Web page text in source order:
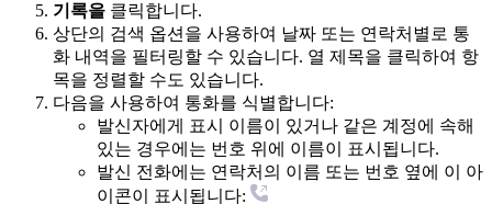
기록을 클릭합니다.
상단의 검색 옵션을 사용하여 날짜 또는 연락처별로 통
화 내역을 필터링할 수 있습니다. 열 제목을 클릭하여 항
목을 정렬할 수도 있습니다.
다음을 사용하여 통화를 식별합니다:
발신자에게 표시 이름이 있거나 같은 계정에 속해
있는 경우에는 번호 위에 이름이 표시됩니다.
발신 전화에는 연락처의 이름 또는 번호 옆에 이 아
이콘이 표시됩니다: